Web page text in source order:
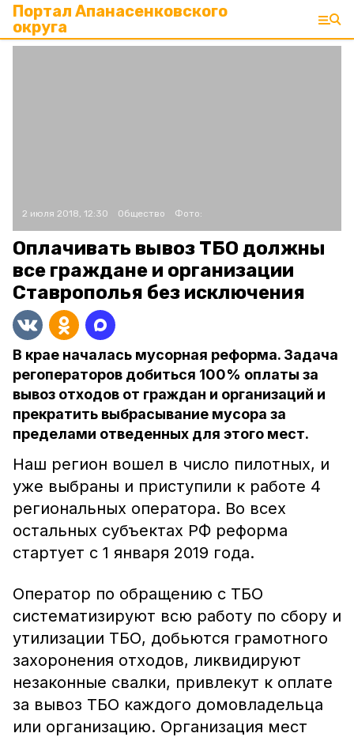
Портал Апанасенковского
округа
2 июля 2018, 12:30 Общество Фото:
Оплачивать вывоз ТБО должны
все граждане и организации
Ставрополья без исключения
В крае началась мусорная реформа. Задача
регоператоров добиться 100% оплаты за
вывоз отходов от граждан и организаций и
прекратить выбрасывание мусора за
пределами отведенных для этого мест.
Наш регион вошел в число пилотных, и
уже выбраны и приступили к работе 4
региональных оператора. Во всех
остальных субъектах РФ реформа
стартует с 1 января 2019 года.
Оператор по обращению с ТБО
систематизируют всю работу по сбору и
утилизации ТБО, добьются грамотного
захоронения отходов, ликвидируют
незаконные свалки, привлекут к оплате
за вывоз ТБО каждого домовладельца
или организацию. Организация мест